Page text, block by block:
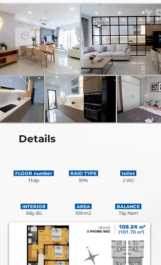
Details
FLOOR number
Thấp
RAID TYPE
3PN
toilet
2 WC
INTERIOR
Đầy đủ
AREA
109 m2
BALANCE
Tây Nam